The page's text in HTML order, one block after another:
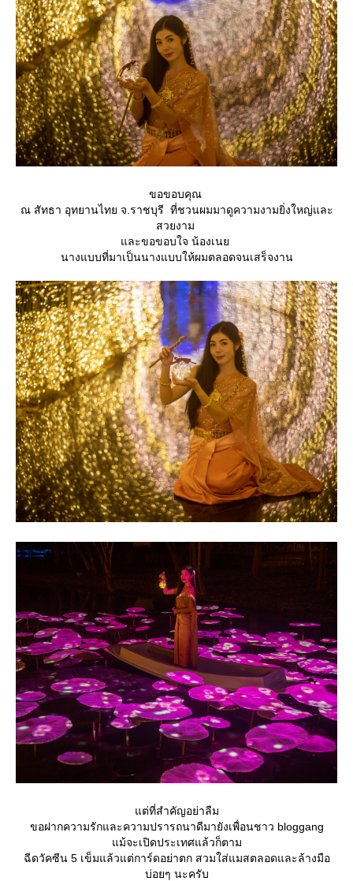
ขอขอบคุณ
ณ สัทธา อุทยานไทย จ.ราชบุรี ที่ชวนผมมาดูความงามยิ่งใหญ่และ
สวยงาม
ละขอขอบใจ น้องเน
นางแบบที่มาเป็นนางแบบให้ผมตลอดจนเสร็จงาน
ต่ที่สำคัญอย่าลืม
ขอฝากความรักและความปรารถนาดีมายังเพื่อนชาว bloggang
ม้จะเปิดประเทศแล้วก็ตาม
ฉีดวัคซีน 5 เข็มแล้วแต่การ์ดอย่าตก สวมใส่แมสตลอดและล้างมือ
บ่อยๆ นะครับ